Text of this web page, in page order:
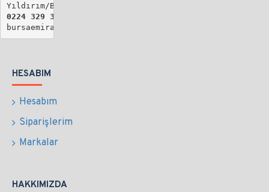
Yıldırım/BURSA
0224 329 34 61 -
bursaemirakvaryum@gmail.com
HESABIM
Hesabım
Siparişlerim
Markalar
HAKKIMIZDA